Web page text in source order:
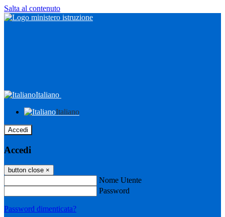
Salta al contenuto
Italiano
Italiano
Accedi
Accedi
button close ×
Nome Utente
Password
Password dimenticata?